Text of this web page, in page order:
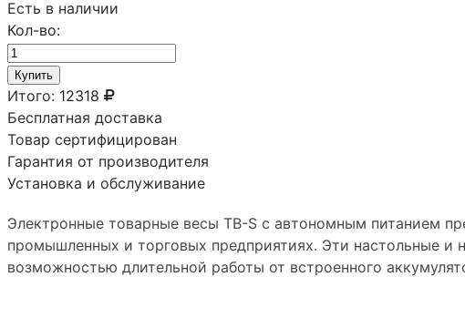
Есть в наличии
Кол-во:
Купить
Итого: 12318
Бесплатная доставка
Товар сертифицирован
Гарантия от производителя
Установка и обслуживание
Электронные товарные весы TB-S c автономным питанием
промышленных и торговых предприятиях. Эти настольные
возможностью длительной работы от встроенного